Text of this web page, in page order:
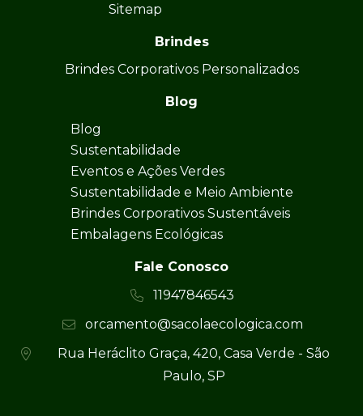
Sitemap
Brindes
Brindes Corporativos Personalizados
Blog
Blog
Sustentabilidade
Eventos e Ações Verdes
Sustentabilidade e Meio Ambiente
Brindes Corporativos Sustentáveis
Embalagens Ecológicas
Fale Conosco
11947846543
orcamento@sacolaecologica.com
Rua Heráclito Graça, 420, Casa Verde - São
Paulo, SP